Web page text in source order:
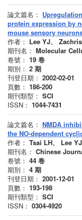
論文篇名：
protein expression by
mouse sensory
作者： Lee YJ、
期刊名： Molecular
卷號： 19 卷
期別： 2 期
刊登日期： 2002-02-01
頁數： 186-200
期刊類型： SCI
ISSN： 1044-7431
論文篇名： NMDA
the NO-dependent
作者： Tsai LH、 Lee YJ
期刊名： Chinese
卷號： 44 卷
期別： 4 期
刊登日期： 2001-12-01
頁數： 193-198
期刊類型： SCI
ISSN： 0304-4920